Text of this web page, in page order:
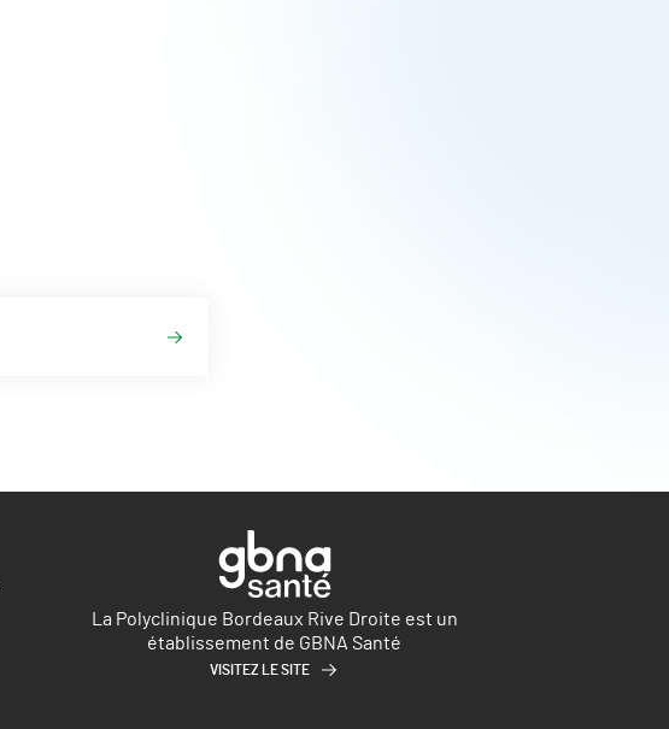
La Polyclinique Bordeaux Rive Droite est un
établissement de GBNA Santé
VISITEZ LE SITE